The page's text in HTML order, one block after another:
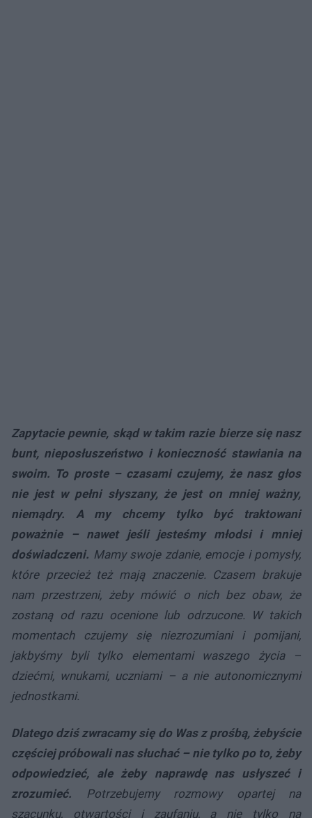
Zapytacie pewnie, skąd w takim razie bierze się nasz
bunt, nieposłuszeństwo i konieczność stawiania na
swoim. To proste – czasami czujemy, że nasz głos
nie jest w pełni słyszany, że jest on mniej ważny,
niemądry. A my chcemy tylko być traktowani
poważnie – nawet jeśli jesteśmy młodsi i mniej
doświadczeni. Mamy swoje zdanie, emocje i pomysły,
które przecież też mają znaczenie. Czasem brakuje
nam przestrzeni, żeby mówić o nich bez obaw, że
zostaną od razu ocenione lub odrzucone. W takich
momentach czujemy się niezrozumiani i pomijani,
jakbyśmy byli tylko elementami waszego życia –
dziećmi, wnukami, uczniami – a nie autonomicznymi
jednostkami.
Dlatego dziś zwracamy się do Was z prośbą, żebyście
częściej próbowali nas słuchać – nie tylko po to, żeby
odpowiedzieć, ale żeby naprawdę nas usłyszeć i
zrozumieć. Potrzebujemy rozmowy opartej na
szacunku, otwartości i zaufaniu, a nie tylko na